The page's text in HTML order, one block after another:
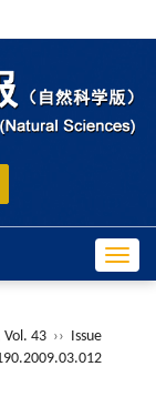
Vol. 43 ››
Issue